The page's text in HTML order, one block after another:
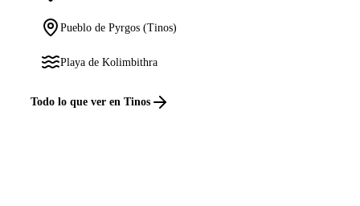
Pueblo de Pyrgos (Tinos)
Playa de Kolimbithra
Todo lo que ver en Tinos